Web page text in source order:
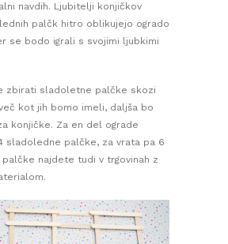
navdih. Ljubitelji konjičkov
palčk hitro oblikujejo ogrado
se bodo igrali s svojimi ljubkimi
zbirati sladoletne palčke skozi
kot jih bomo imeli, daljša bo
konjičke. Za en del ograde
sladoledne palčke, za vrata pa 6
najdete tudi v trgovinah z